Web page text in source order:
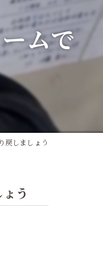
ムで
戻しましょう
う